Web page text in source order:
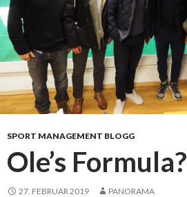
SPORT MANAGEMENT BLOGG
Ole’s Formula?
27. FEBRUAR 2019 PANORAMA